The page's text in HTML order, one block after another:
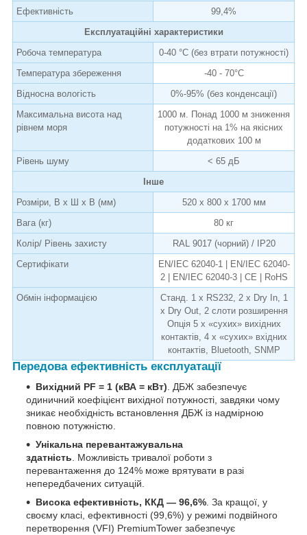
Ефективність
99,4%
Експлуатаційні характеристики
Робоча температура
0-40 °C (без втрати потужності)
Температура збереження
-40 - 70°C
Відносна вологість
0%-95% (без конденсації)
Максимальна висота над
рівнем моря
1000 м. Понад 1000 м зниження
потужності на 1% на якісних
додаткових 100 м
Рівень шуму
< 65 дБ
Інше
Розміри, В х Ш х В (мм)
520 x 800 x 1700 мм
Вага (кг)
80 кг
Колір/ Рівень захисту
RAL 9017 (чорний) / IP20
Сертифікати
EN/IEC 62040-1 | EN/IEC 62040-
2 | EN/IEC 62040-3 | CE | RoHS
Обмін інформацією
Станд. 1 x RS232, 2 x Dry In, 1
x Dry Out, 2 слоти розширення
Опція 5 x «сухих» вихідних
контактів, 4 x «сухих» вхідних
контактів, Bluetooth, SNMP
Передова ефективність експлуатації
Вихідний PF = 1 (кВА = кВт). ДБЖ забезпечує
одиничний коефіцієнт вихідної потужності, завдяки чому
зникає необхідність встановлення ДБЖ із надмірною
повною потужністю.
Унікальна перевантажувальна
здатність. Можливість тривалої роботи з
перевантаження до 124% може врятувати в разі
непередбачених ситуацій.
Висока ефективність, ККД — 96,6%. За кращої, у
своєму класі, ефективності (99,6%) у режимі подвійного
перетворення (VFI) PremiumTower забезпечує